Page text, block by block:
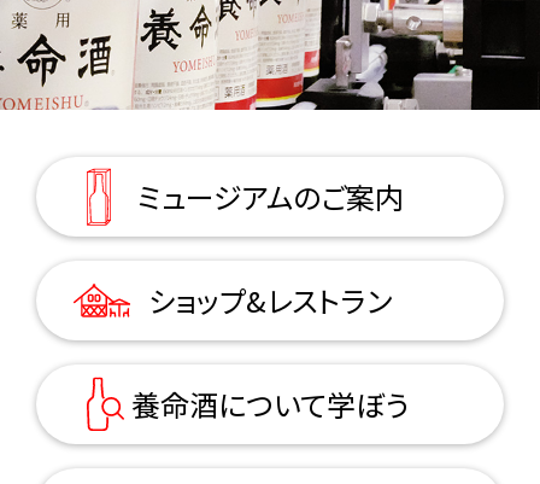
ミュージアムのご案内
ショップ&レストラン
養命酒について学ぼう